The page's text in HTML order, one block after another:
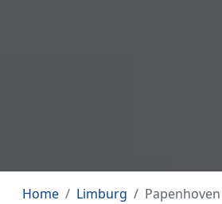
Home Limburg Papenhoven